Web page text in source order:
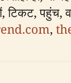
टिकट, पहुंच,
,